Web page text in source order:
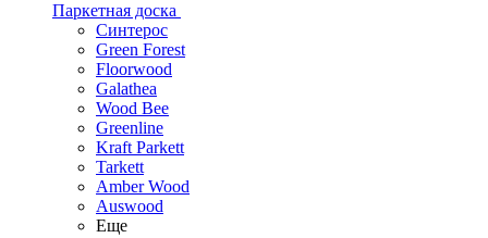
Паркетная доска
Синтерос
Green Forest
Floorwood
Galathea
Wood Bee
Greenline
Kraft Parkett
Tarkett
Amber Wood
Auswood
Еще